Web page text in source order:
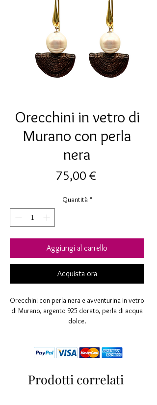
Orecchini in vetro di
Murano con perla
nera
75,00 €Prezzo
Quantità *
Aggiungi al carrello
Acquista ora
Orecchini con perla nera e avventurina in vetro
di Murano, argento 925 dorato, perla di acqua
dolce.
della tradizione vetraria muranese, eventuali
Lunghezza mm 40
Prodotti correlati